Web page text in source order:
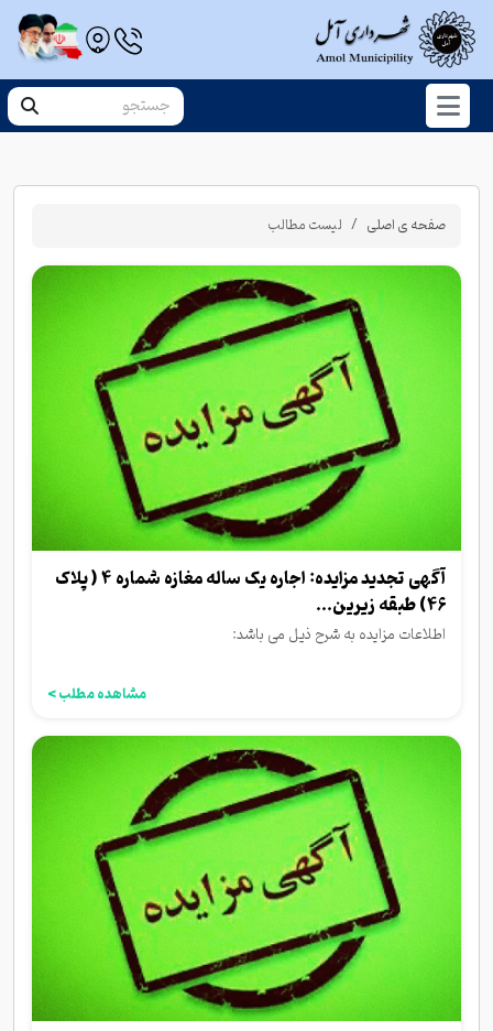
صفحه ی اصلی لیست مطالب
آگهی تجدید مزایده: اجاره یک ساله مغازه شماره 4 ( پلاک
46) طبقه زیرین...
اطلاعات مزایده به شرح ذیل می باشد:
مشاهده مطلب >